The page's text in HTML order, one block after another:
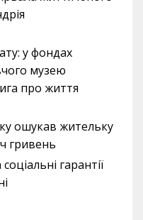
у фондах
музею
про життя
ошукав жительку
гривень
гарантії